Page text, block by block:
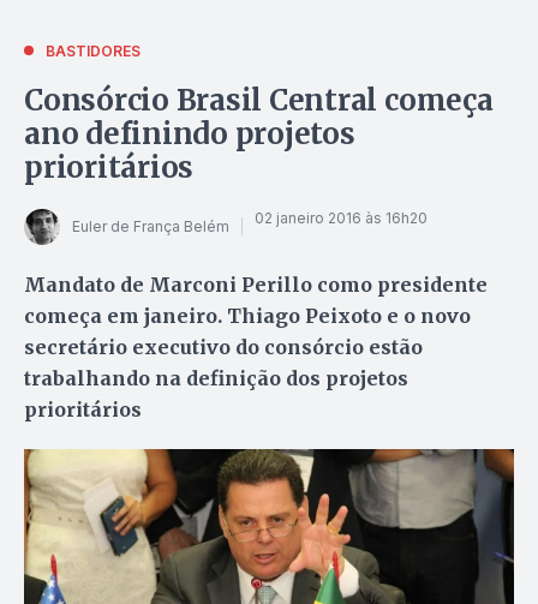
BASTIDORES
Consórcio Brasil Central começa
ano definindo projetos
prioritários
Euler de França Belém 02 janeiro 2016 às 16h20
Mandato de Marconi Perillo como presidente
começa em janeiro. Thiago Peixoto e o novo
secretário executivo do consórcio estão
trabalhando na definição dos projetos
prioritários